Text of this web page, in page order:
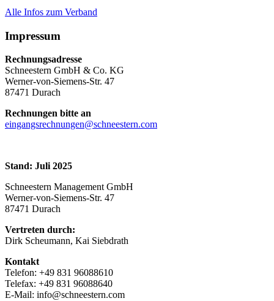
Alle Infos zum Verband
Impressum
Rechnungsadresse
Schneestern GmbH & Co. KG
Werner-von-Siemens-Str. 47
87471 Durach
Rechnungen bitte an
eingangsrechnungen@schneestern.com
Stand: Juli 2025
Schneestern Management GmbH
Werner-von-Siemens-Str. 47
87471 Durach
Vertreten durch:
Dirk Scheumann, Kai Siebdrath
Kontakt
Telefon: +49 831 96088610
Telefax: +49 831 96088640
E-Mail: info@schneestern.com